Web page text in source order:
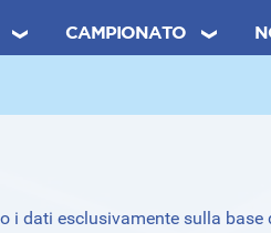
CAMPIONATO
dati esclusivamente sulla base